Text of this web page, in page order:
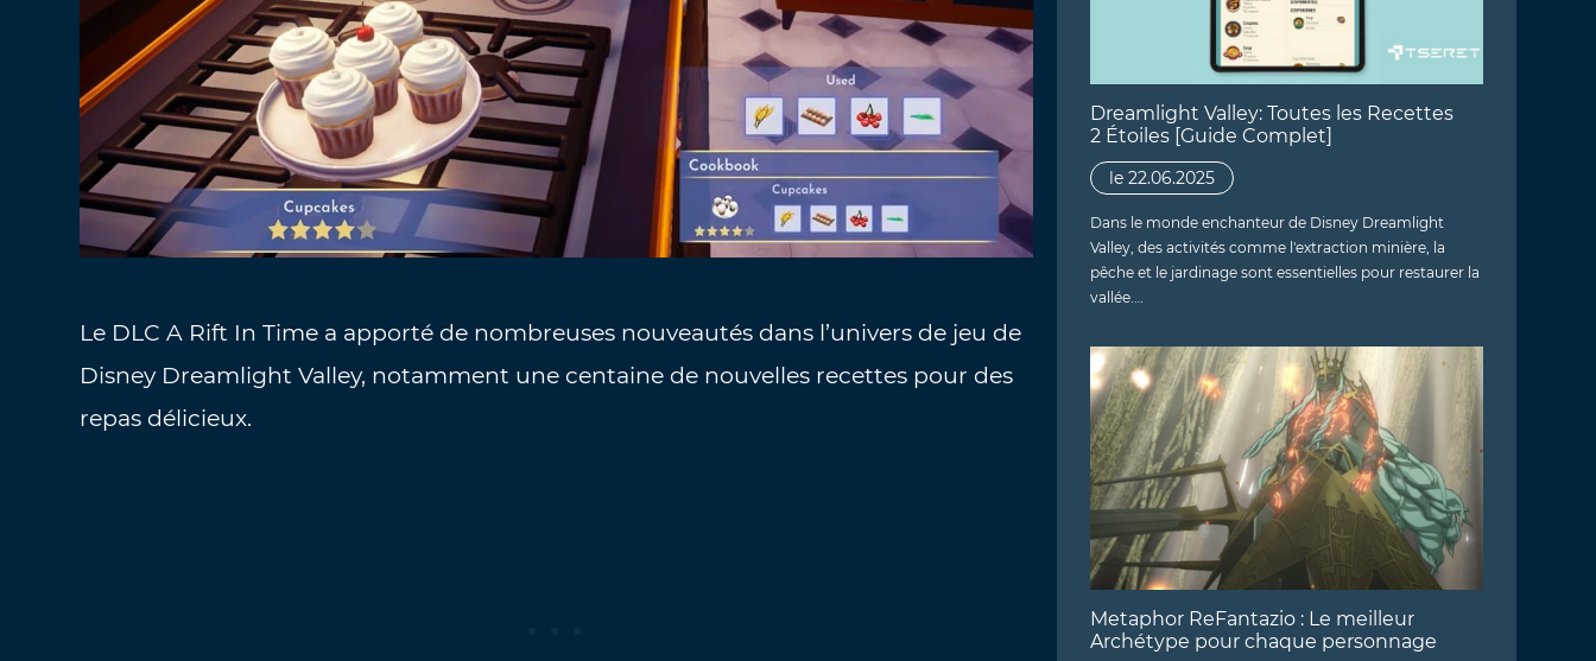
Le DLC A Rift In Time a apporté de nombreuses nouveautés dans l’univers de jeu de
Disney Dreamlight Valley, notamment une centaine de nouvelles recettes pour des
repas délicieux.
Dreamlight Valley: Toutes les Recettes
2 Étoiles [Guide Complet]
le 22.06.2025
Dans le monde enchanteur de Disney Dreamlight
Valley, des activités comme l'extraction minière, la
pêche et le jardinage sont essentielles pour restaurer la
vallée.…
Metaphor ReFantazio : Le meilleur
Archétype pour chaque personnage